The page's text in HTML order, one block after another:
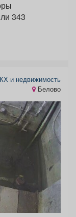
343
и недвижимость
Белово